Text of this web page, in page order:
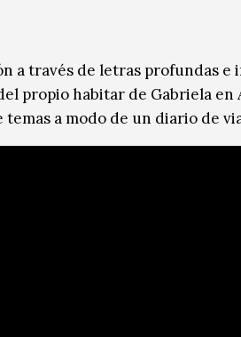
a través de letras profundas
propio habitar de Gabriela
a modo de un diario de